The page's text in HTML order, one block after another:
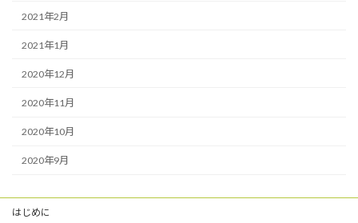
2021年2月
2021年1月
2020年12月
2020年11月
2020年10月
2020年9月
はじめに